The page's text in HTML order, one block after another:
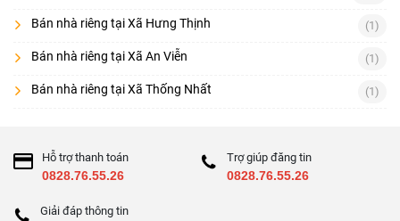
Bán nhà riêng tại Xã Hưng Thịnh (1)
Bán nhà riêng tại Xã An Viễn (1)
Bán nhà riêng tại Xã Thống Nhất (1)
Hỗ trợ thanh toán
0828.76.55.26
Trợ giúp đăng tin
0828.76.55.26
Giải đáp thông tin